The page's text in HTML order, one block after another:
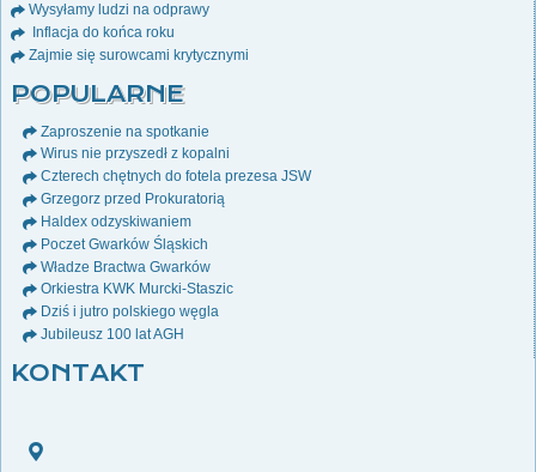
Wysyłamy ludzi na odprawy
Inflacja do końca roku
Zajmie się surowcami krytycznymi
POPULARNE
Zaproszenie na spotkanie
Wirus nie przyszedł z kopalni
Czterech chętnych do fotela prezesa JSW
Grzegorz przed Prokuratorią
Haldex odzyskiwaniem
Poczet Gwarków Śląskich
Władze Bractwa Gwarków
Orkiestra KWK Murcki-Staszic
Dziś i jutro polskiego węgla
Jubileusz 100 lat AGH
KONTAKT